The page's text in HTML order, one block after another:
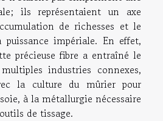
ils représentaient un axe
de richesses et le
impériale. En effet,
précieuse fibre a entraîné le
industries connexes,
la culture du mûrier pour
à la métallurgie nécessaire
de tissage.